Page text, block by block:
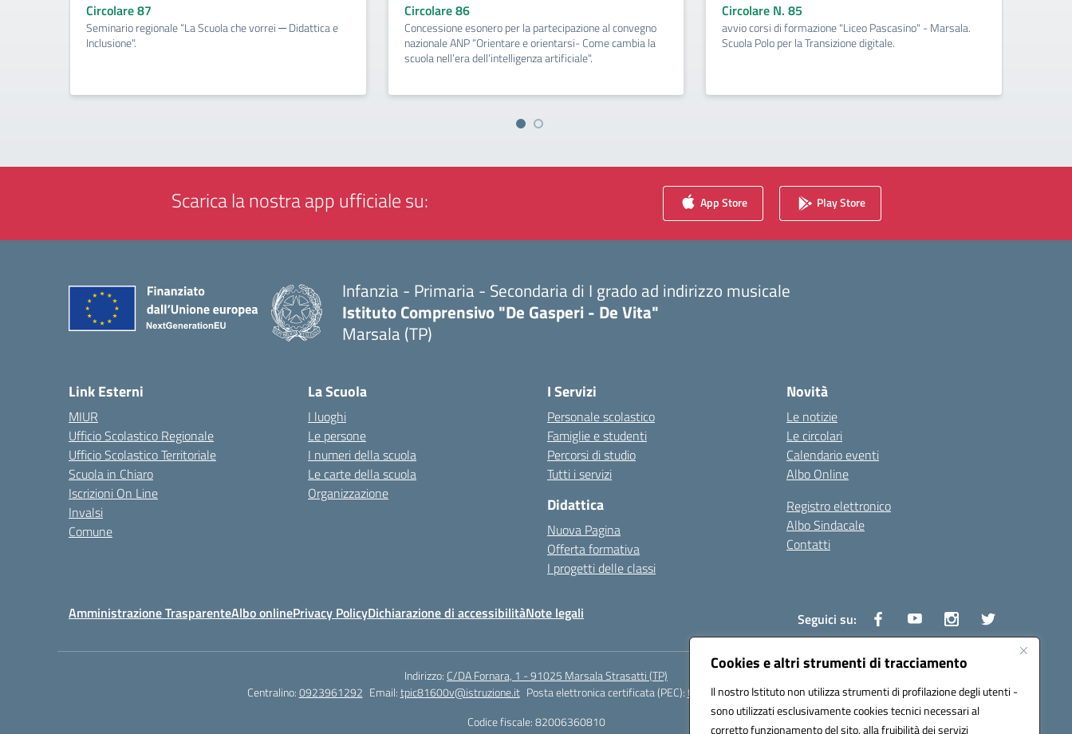
Cookies e altri strumenti di tracciamento
Il nostro Istituto non utilizza strumenti di profilazione degli utenti -
sono utilizzati esclusivamente cookies tecnici necessari al
corretto funzionamento del sito, alla fruibilità dei servizi
Circolare 87
Seminario regionale “La Scuola che vorrei ─ Didattica e
Inclusione".
Circolare 86
Concessione esonero per la partecipazione al convegno
nazionale ANP “Orientare e orientarsi- Come cambia la
scuola nell’era dell’intelligenza artificiale".
Circolare N. 85
avvio corsi di formazione "Liceo Pascasino" - Marsala.
Scuola Polo per la Transizione digitale.
Scarica la nostra app ufficiale su: App Store Play Store
Infanzia - Primaria - Secondaria di I grado ad indirizzo musicale
Istituto Comprensivo "De Gasperi - De Vita"
Marsala (TP)
Link Esterni
MIUR
Ufficio Scolastico Regionale
Ufficio Scolastico Territoriale
Scuola in Chiaro
Iscrizioni On Line
Invalsi
Comune
La Scuola
I luoghi
Le persone
I numeri della scuola
Le carte della scuola
Organizzazione
I Servizi
Personale scolastico
Famiglie e studenti
Percorsi di studio
Tutti i servizi
Didattica
Nuova Pagina
Offerta formativa
I progetti delle classi
Novità
Le notizie
Le circolari
Calendario eventi
Albo Online
Registro elettronico
Albo Sindacale
Contatti
Amministrazione TrasparenteAlbo onlinePrivacy PolicyDichiarazione di accessibilitàNote legali Seguici su:
Indirizzo: C/DA Fornara, 1 - 91025 Marsala Strasatti (TP)
Centralino:0923961292 Email:tpic81600v@istruzione.it Posta elettronica certificata (PEC):tpic81600v@pec.istruzione.it
Codice fiscale: 82006360810